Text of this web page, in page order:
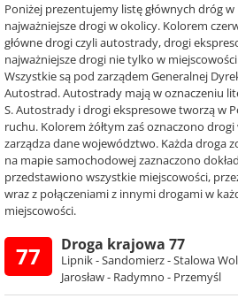
Poniżej prezentujemy listę głównych dróg
najważniejsze drogi w okolicy. Kolorem
główne drogi czyli autostrady, drogi
najważniejsze drogi nie tylko w
Wszystkie są pod zarządem Generalnej
Autostrad. Autostrady mają w oznaczeniu
S. Autostrady i drogi ekspresowe tworzą w
ruchu. Kolorem żółtym zaś oznaczono
zarządza dane województwo. Każda droga
na mapie samochodowej zaznaczono
przedstawiono wszystkie miejscowości,
wraz z połączeniami z innymi drogami w
miejscowości.
77 Droga krajowa 77
Lipnik - Sandomierz - Stalowa
Jarosław - Radymno - Przemyśl